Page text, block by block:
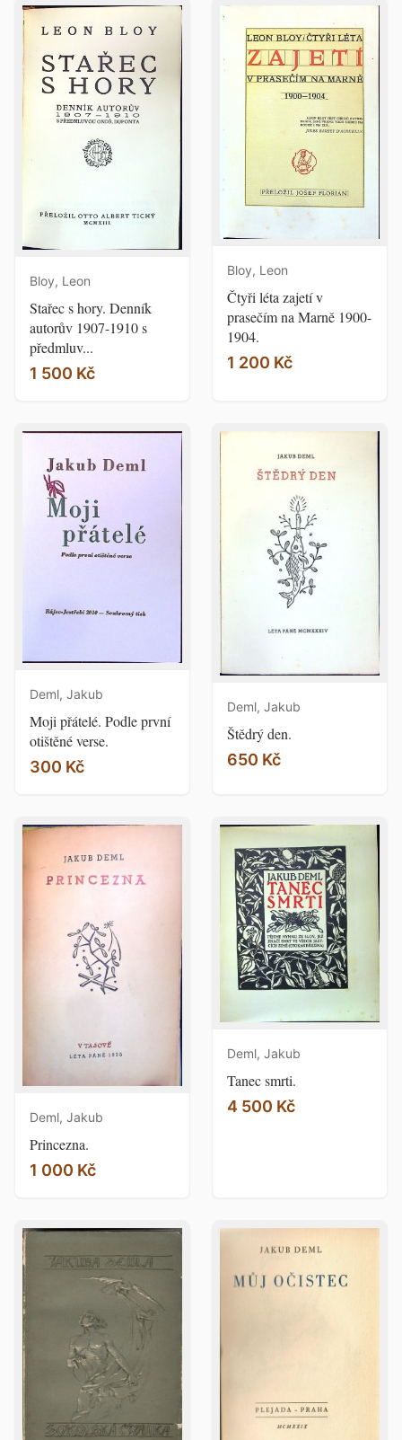
Bloy, Leon
Stařec s hory. Denník
autorův 1907-1910 s
předmluv...
1 500 Kč
Bloy, Leon
Čtyři léta zajetí v
prasečím na Marně 1900-
1904.
1 200 Kč
Deml, Jakub
Moji přátelé. Podle první
otištěné verse.
300 Kč
Deml, Jakub
Štědrý den.
650 Kč
Deml, Jakub
Princezna.
1 000 Kč
Deml, Jakub
Tanec smrti.
4 500 Kč